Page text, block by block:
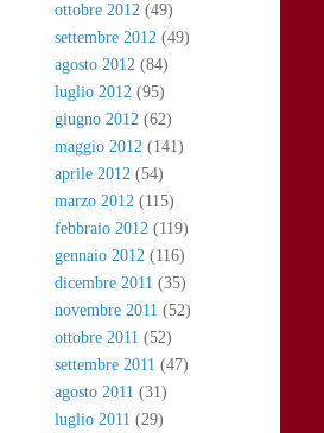
ottobre 2012 (49)
settembre 2012 (49)
agosto 2012 (84)
luglio 2012 (95)
giugno 2012 (62)
maggio 2012 (141)
aprile 2012 (54)
marzo 2012 (115)
febbraio 2012 (119)
gennaio 2012 (116)
dicembre 2011 (35)
novembre 2011 (52)
ottobre 2011 (52)
settembre 2011 (47)
agosto 2011 (31)
luglio 2011 (29)